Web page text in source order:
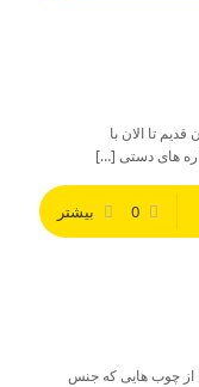
تا الان با
اره های دستی […]
0 بیشتر
از چوب هایی که جنس